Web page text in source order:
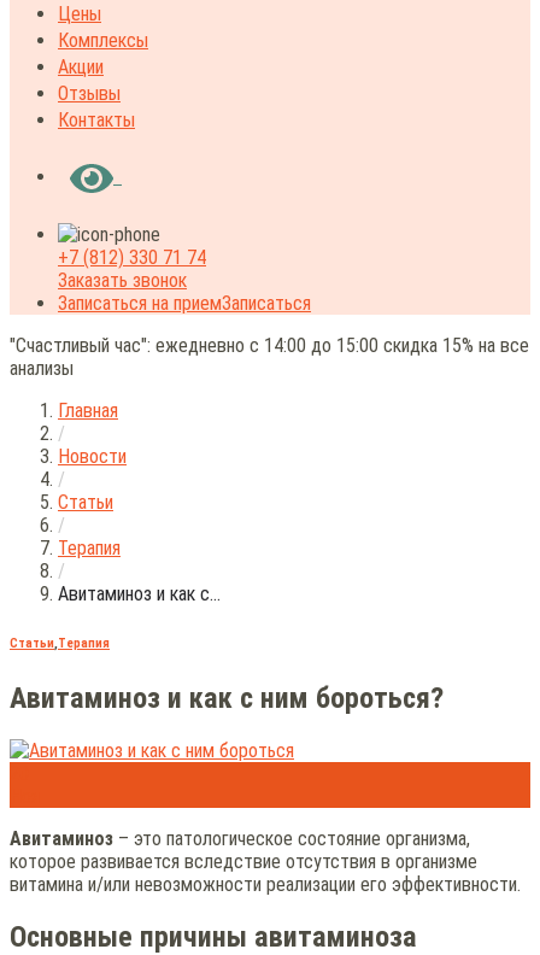
Цены
Комплексы
Акции
Отзывы
Контакты
+7 (812) 330 71 74
Заказать звонок
Записаться на приемЗаписаться
"Счастливый час": ежедневно с 14:00 до 15:00 скидка 15% на все
анализы
Главная
/
Новости
/
Статьи
/
Терапия
/
Авитаминоз и как с...
Статьи,Терапия
Авитаминоз и как с ним бороться?
Авитаминоз – это патологическое состояние организма,
которое развивается вследствие отсутствия в организме
витамина и/или невозможности реализации его эффективности.
Основные причины авитаминоза